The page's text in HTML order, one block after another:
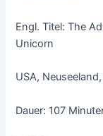
Engl. Titel: The
Unicorn
USA,
Dauer: 107